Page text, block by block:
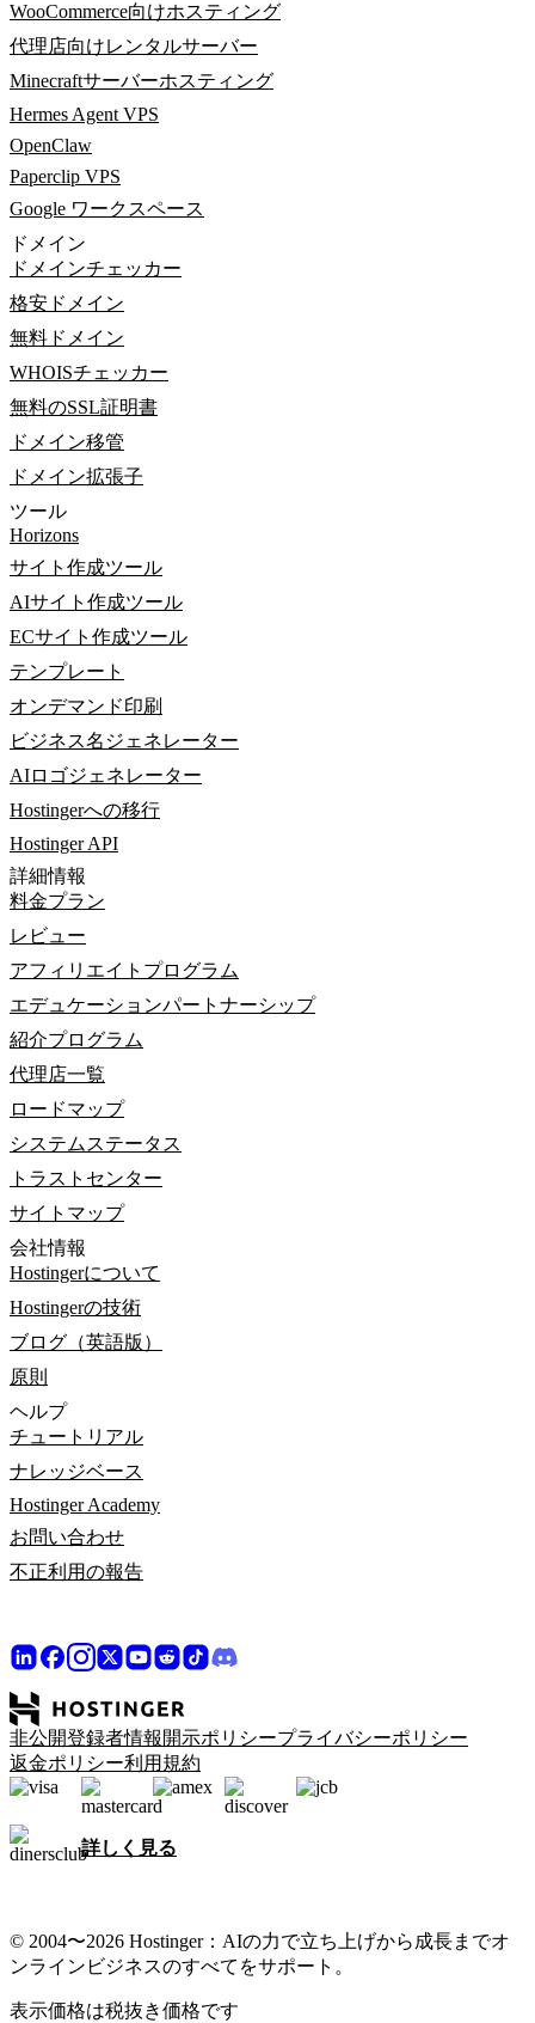
WooCommerce向けホスティング
代理店向けレンタルサーバー
Minecraftサーバーホスティング
Hermes Agent VPS
OpenClaw
Paperclip VPS
Google ワークスペース
ドメイン
ドメインチェッカー
格安ドメイン
無料ドメイン
WHOISチェッカー
無料のSSL証明書
ドメイン移管
ドメイン拡張子
ツール
Horizons
サイト作成ツール
AIサイト作成ツール
ECサイト作成ツール
テンプレート
オンデマンド印刷
ビジネス名ジェネレーター
AIロゴジェネレーター
Hostingerへの移行
Hostinger API
詳細情報
料金プラン
レビュー
アフィリエイトプログラム
エデュケーションパートナーシップ
紹介プログラム
代理店一覧
ロードマップ
システムステータス
トラストセンター
サイトマップ
会社情報
Hostingerについて
Hostingerの技術
ブログ（英語版）
原則
ヘルプ
チュートリアル
ナレッジベース
Hostinger Academy
お問い合わせ
不正利用の報告
非公開登録者情報開示ポリシープライバシーポリシー
返金ポリシー利用規約
詳しく見る
© 2004〜2026 Hostinger：AIの力で立ち上げから成長までオ
ンラインビジネスのすべてをサポート。
表示価格は税抜き価格です